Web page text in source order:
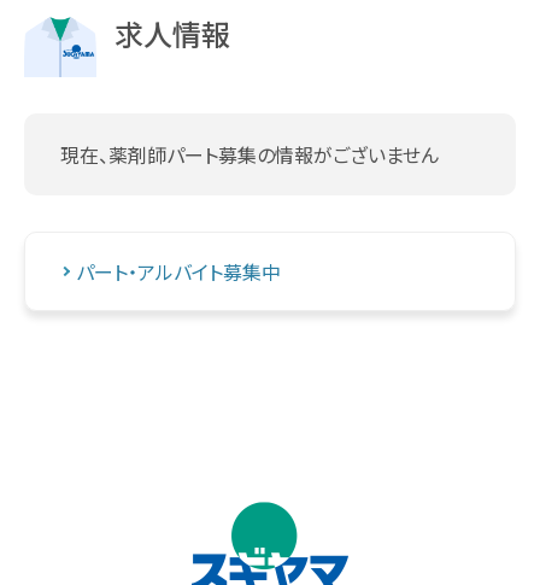
求人情報
現在、薬剤師パート募集の情報がございません
パート・アルバイト募集中